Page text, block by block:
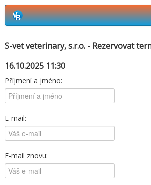
S-vet veterinary, s.r.o. - Rezervovat
16.10.2025 11:30
Příjmení a jméno:
E-mail:
E-mail znovu: